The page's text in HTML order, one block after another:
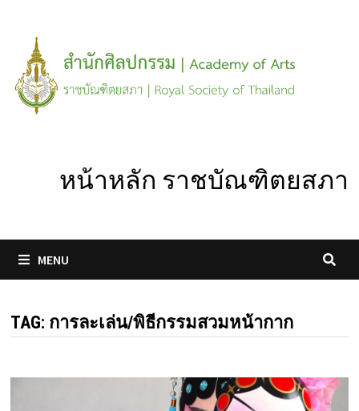
content
หน้าหลัก ราชบัณฑิตยสภา
MENU
TAG: การละเล่น/พิธีกรรมสวมหน้ากาก